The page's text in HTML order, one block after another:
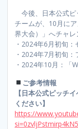
今後、日本公式ピ
チームが、10月に
界大会）」へチャレ
・2024年6月初旬
・2024年7月初旬
・2024年10月：「
ご参考情報
【日本公式ピッチ
ください】
https://
si=0zvljPstmirp4kN5